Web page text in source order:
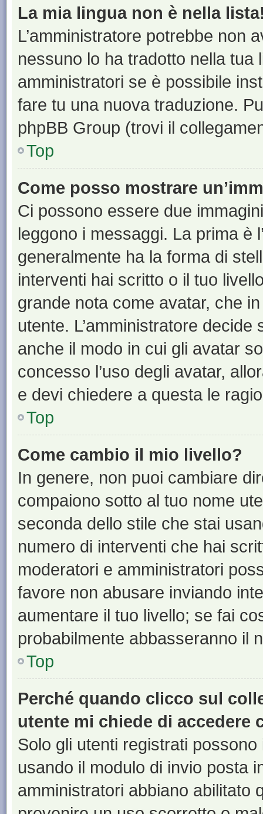
La mia lingua non è nella
L’amministratore potrebbe non
nessuno lo ha tradotto nella tua
amministratori se è possibile
fare tu una nuova traduzione.
phpBB Group (trovi il
Top
Come posso mostrare
Ci possono essere due
leggono i messaggi. La prima è
generalmente ha la forma di
interventi hai scritto o il tuo
grande nota come avatar, che
utente. L’amministratore
anche il modo in cui gli avatar
concesso l’uso degli avatar,
e devi chiedere a questa le
Top
Come cambio il mio livello?
In genere, non puoi cambiare
compaiono sotto al tuo nome
seconda dello stile che stai
numero di interventi che hai
moderatori e amministratori
favore non abusare inviando
aumentare il tuo livello; se fai
probabilmente abbasseranno il
Top
Perché quando clicco sul
utente mi chiede di accedere
Solo gli utenti registrati
usando il modulo di invio posta
amministratori abbiano abilitato